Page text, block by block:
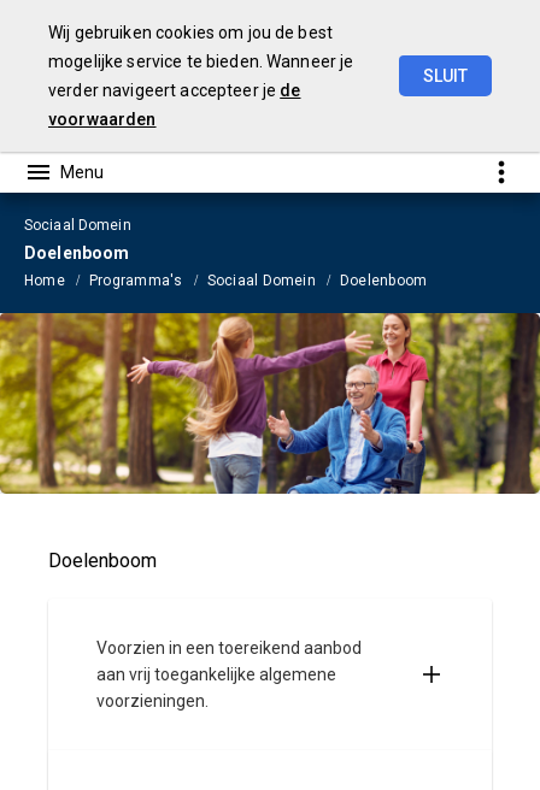
Wij gebruiken cookies om jou de best
mogelijke service te bieden. Wanneer je
verder navigeert accepteer je de
voorwaarden
SLUIT
Sociaal Domein
Doelenboom
Home Programma's Sociaal Domein Doelenboom
Doelenboom
Voorzien in een toereikend aanbod
aan vrij toegankelijke algemene
voorzieningen.